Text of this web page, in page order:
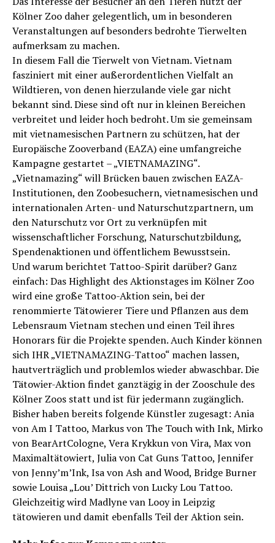
Kölner Zoo daher gelegentlich, um in besonderen
Veranstaltungen auf besonders bedrohte Tierwelten
aufmerksam zu machen.
In diesem Fall die Tierwelt von Vietnam. Vietnam
fasziniert mit einer außerordentlichen Vielfalt an
Wildtieren, von denen hierzulande viele gar nicht
bekannt sind. Diese sind oft nur in kleinen Bereichen
verbreitet und leider hoch bedroht. Um sie gemeinsam
mit vietnamesischen Partnern zu schützen, hat der
Europäische Zooverband (EAZA) eine umfangreiche
Kampagne gestartet – „VIETNAMAZING“.
„Vietnamazing“ will Brücken bauen zwischen EAZA-
Institutionen, den Zoobesuchern, vietnamesischen und
internationalen Arten- und Naturschutzpartnern, um
den Naturschutz vor Ort zu verknüpfen mit
wissenschaftlicher Forschung, Naturschutzbildung,
Spendenaktionen und öffentlichem Bewusstsein.
Und warum berichtet Tattoo-Spirit darüber? Ganz
einfach: Das Highlight des Aktionstages im Kölner Zoo
wird eine große Tattoo-Aktion sein, bei der
renommierte Tätowierer Tiere und Pflanzen aus dem
Lebensraum Vietnam stechen und einen Teil ihres
Honorars für die Projekte spenden. Auch Kinder können
sich IHR „VIETNAMAZING-Tattoo“ machen lassen,
hautverträglich und problemlos wieder abwaschbar. Die
Tätowier-Aktion findet ganztägig in der Zooschule des
Kölner Zoos statt und ist für jedermann zugänglich.
Bisher haben bereits folgende Künstler zugesagt: Ania
von Am I Tattoo, Markus von The Touch with Ink, Mirko
von Bear­ArtCologne, Vera Krykkun von Vira, Max von
Maximaltätowiert, Julia von Cat Guns Tattoo, Jennifer
von Jenny’m’Ink, Isa von Ash and Wood, Bridge Burner
sowie Louisa „Lou’ Dittrich von Lucky Lou Tattoo.
Gleichzeitig wird Madlyne van Looy in Leipzig
tätowieren und damit ebenfalls Teil der Aktion sein.